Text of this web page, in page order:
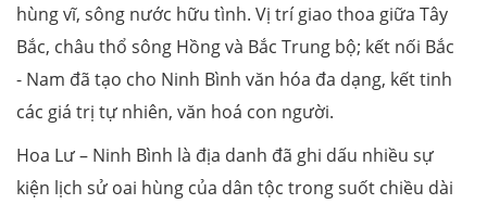
hùng vĩ, sông nước hữu tình. Vị trí giao thoa giữa Tây
Bắc, châu thổ sông Hồng và Bắc Trung bộ; kết nối Bắc
- Nam đã tạo cho Ninh Bình văn hóa đa dạng, kết tinh
các giá trị tự nhiên, văn hoá con người.
Hoa Lư – Ninh Bình là địa danh đã ghi dấu nhiều sự
kiện lịch sử oai hùng của dân tộc trong suốt chiều dài